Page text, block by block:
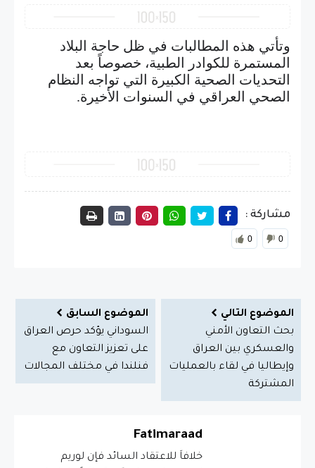
وتأتي هذه المطالبات في ظل حاجة البلاد
المستمرة للكوادر الطبية، خصوصاً بعد
التحديات الصحية الكبيرة التي تواجه النظام
الصحي العراقي في السنوات الأخيرة.
مشاركة :
0 0
الموضوع التالي
بحث التعاون الأمني
والعسكري بين العراق
وإيطاليا في لقاء بالعمليات
المشتركة
الموضوع السابق
السوداني يؤكد حرص العراق
على تعزيز التعاون مع
فنلندا في مختلف المجالات
Fatimaraad
خلافاَ للاعتقاد السائد فإن لوريم